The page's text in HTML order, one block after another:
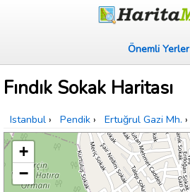
Önemli Yerler
Fındık Sokak Haritası
Istanbul › Pendik › Ertuğrul Gazi Mh. ›
+
−